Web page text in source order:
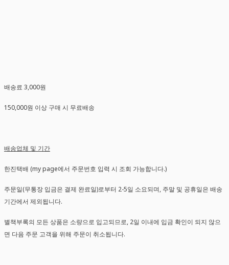
배송료 3,000원
150,000원 이상 구매 시 무료배송
배송업체 및 기간
한진택배 (my page에서 주문번호 입력 시 조회 가능합니다.)
주문일(무통장 입금은 결제 완료일)로부터 2-5일 소요되며, 주말 및 공휴일은 배송
기간에서 제외됩니다.
별책부록의 모든 상품은 소량으로 입고되므로, 2일 이내에 입금 확인이 되지 않으
면 다음 주문 고객을 위해 주문이 취소됩니다.